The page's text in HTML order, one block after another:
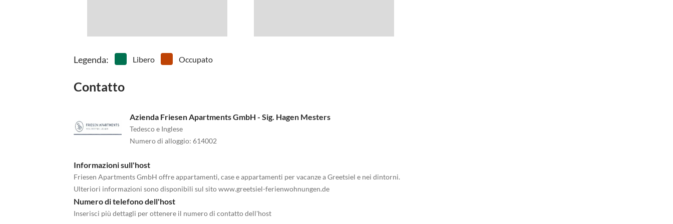
Legenda: Libero Occupato
Contatto
Azienda Friesen Apartments GmbH - Sig. Hagen Mesters
Tedesco e Inglese
Numero di alloggio: 614002
Informazioni sull'host
Friesen Apartments GmbH offre appartamenti, case e appartamenti per vacanze a Greetsiel e nei dintorni.
Ulteriori informazioni sono disponibili sul sito www.greetsiel-ferienwohnungen.de
Numero di telefono dell'host
Inserisci più dettagli per ottenere il numero di contatto dell'host